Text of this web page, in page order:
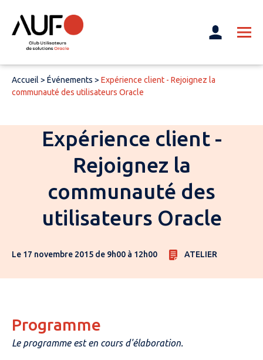
Accueil > Événements > Expérience client - Rejoignez la
communauté des utilisateurs Oracle
Expérience client -
Rejoignez la
communauté des
utilisateurs Oracle
Le 17 novembre 2015 de 9h00 à 12h00 ATELIER
Programme
Le programme est en cours d'élaboration.